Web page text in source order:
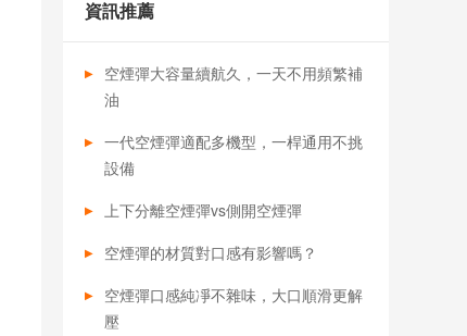
資訊推薦
空煙彈大容量續航久，一天不用頻繁補
油
一代空煙彈適配多機型，一桿通用不挑
設備
上下分離空煙彈vs側開空煙彈
空煙彈的材質對口感有影響嗎？
空煙彈口感純凈不雜味，大口順滑更解
壓